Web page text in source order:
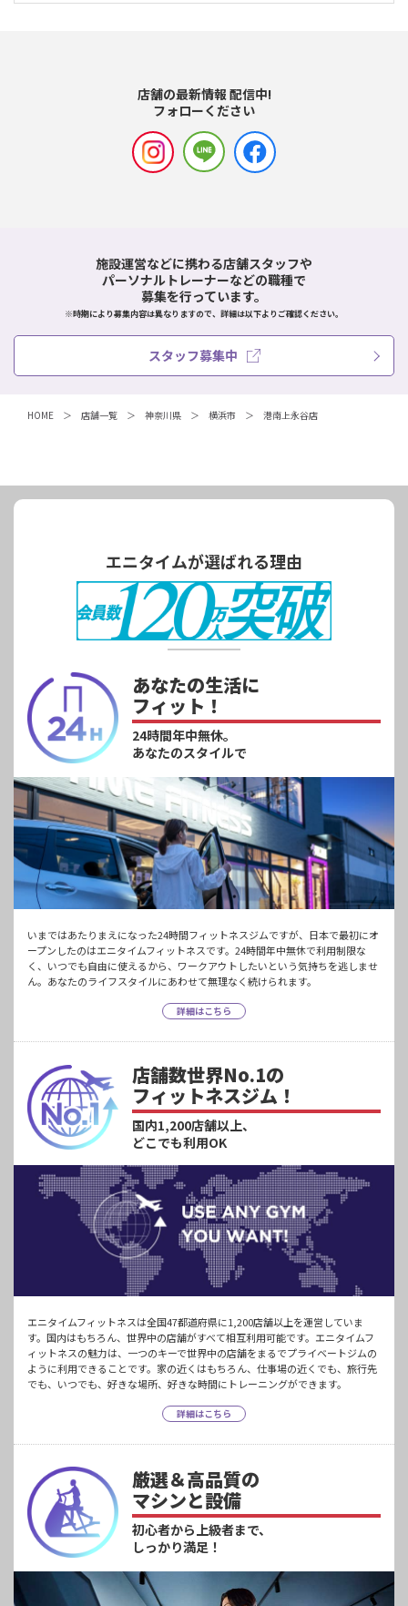
店舗の最新情報 配信中!
フォローください
施設運営などに携わる店舗スタッフや
パーソナルトレーナーなどの職種で
募集を行っています。
※時期により募集内容は異なりますので、詳細は以下よりご確認ください。
スタッフ募集中
HOME 店舗一覧 神奈川県 横浜市 港南上永谷店
エニタイムが選ばれる理由
あなたの生活に
フィット！
24時間年中無休。
あなたのスタイルで
いまではあたりまえになった24時間フィットネスジムですが、日本で最初にオ
ープンしたのはエニタイムフィットネスです。24時間年中無休で利用制限な
く、いつでも自由に使えるから、ワークアウトしたいという気持ちを逃しませ
ん。あなたのライフスタイルにあわせて無理なく続けられます。
詳細はこちら
店舗数世界No.1の
フィットネスジム！
国内1,200店舗以上、
どこでも利用OK
エニタイムフィットネスは全国47都道府県に1,200店舗以上を運営していま
す。国内はもちろん、世界中の店舗がすべて相互利用可能です。エニタイムフ
ィットネスの魅力は、一つのキーで世界中の店舗をまるでプライベートジムの
ように利用できることです。家の近くはもちろん、仕事場の近くでも、旅行先
でも、いつでも、好きな場所、好きな時間にトレーニングができます。
詳細はこちら
厳選＆高品質の
マシンと設備
初心者から上級者まで、
しっかり満足！